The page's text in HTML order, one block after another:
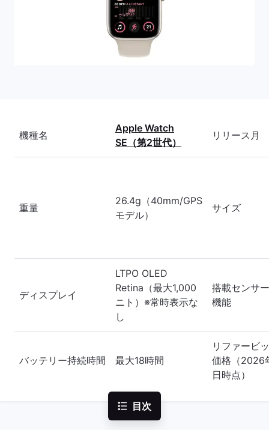
目次
機種名
Apple Watch
SE（第2世代）
リリース月
重量
26.4g（40mm/GPS
モデル）
サイズ
ディスプレイ
LTPO OLED
Retina（最大1,000
ニト）※常時表示な
し
搭載センサ
機能
バッテリー持続時間 最大18時間
リファービ
価格（2026
日時点）